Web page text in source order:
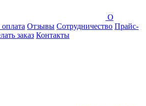
О
Отзывы Сотрудничество Прайс-
заказ Контакты